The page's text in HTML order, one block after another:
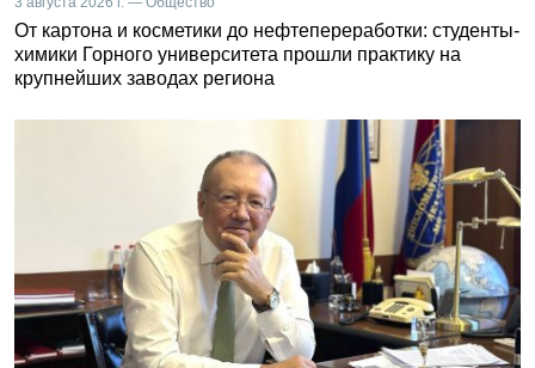
От картона и косметики до нефтепереработки: студенты-
химики Горного университета прошли практику на
крупнейших заводах региона